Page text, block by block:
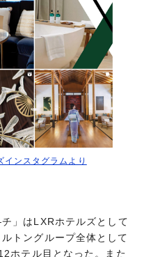
ンスタグラムより
」はLXRホテルズとして
トングループ全体として
ホテル目となった。また